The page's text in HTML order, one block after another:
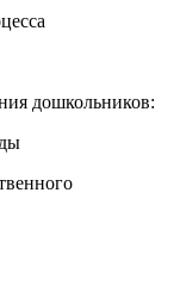
дошкольников: